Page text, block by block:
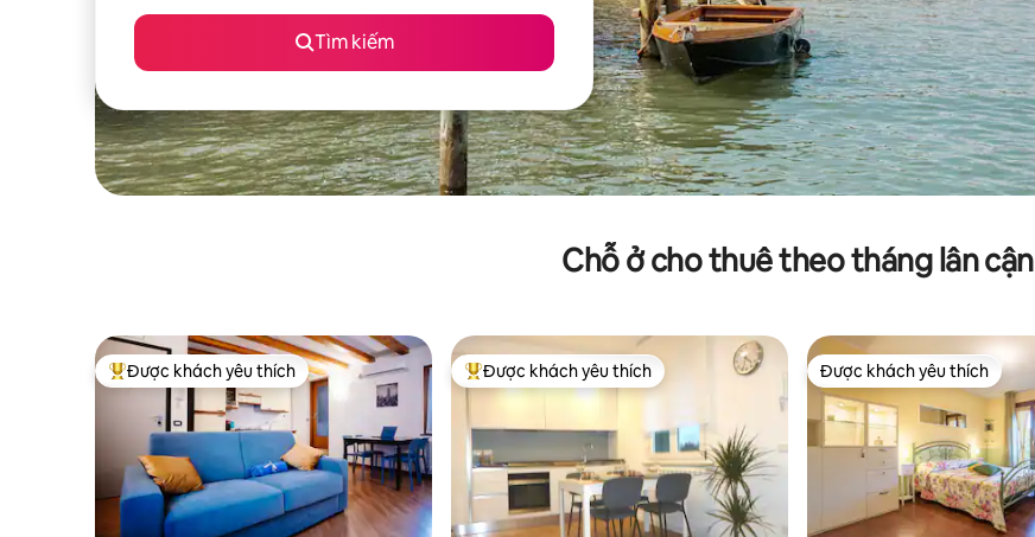
Tìm kiếm
Chỗ ở cho thuê theo tháng lân cận
Được khách yêu thích nhất
Được khách yêu thích Được khách yêu thích nhất
Được khách yêu thích Được khách yêu thích
Được khách yêu thích